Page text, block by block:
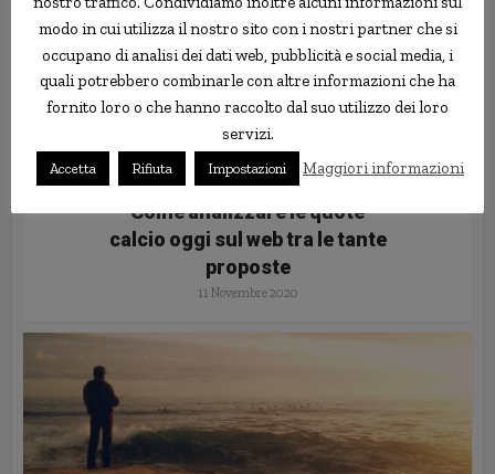
Sport
Come analizzare le quote
calcio oggi sul web tra le tante
proposte
11 Novembre 2020
modo in cui utilizza il nostro sito con i nostri partner che si
occupano di analisi dei dati web, pubblicità e social media, i
quali potrebbero combinarle con altre informazioni che ha
fornito loro o che hanno raccolto dal suo utilizzo dei loro
servizi.
Accetta Rifiuta Impostazioni Maggiori informazioni